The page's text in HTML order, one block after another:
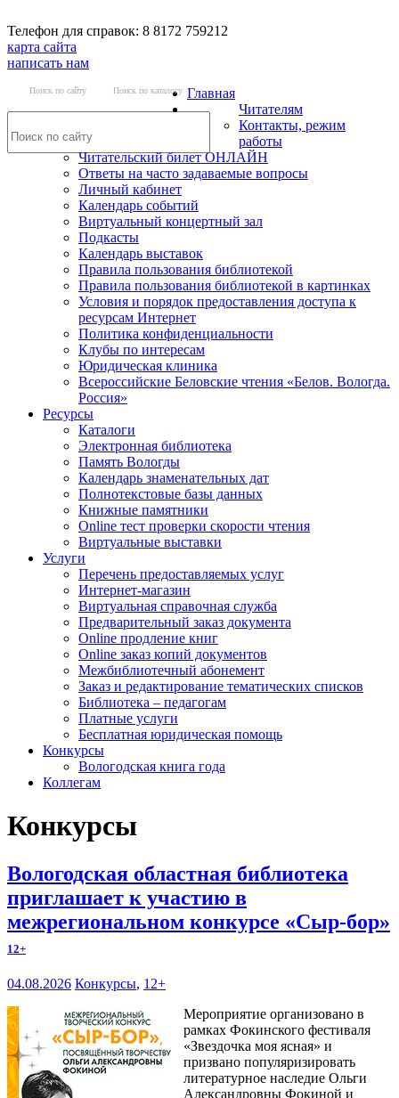
Телефон для справок: 8 8172 759212
карта сайта
написать нам
Поиск по сайту Поиск по каталогу Главная
Читателям
Контакты, режим
работы
Читательский билет ОНЛАЙН
Ответы на часто задаваемые вопросы
Личный кабинет
Календарь событий
Виртуальный концертный зал
Подкасты
Календарь выставок
Правила пользования библиотекой
Правила пользования библиотекой в картинках
Условия и порядок предоставления доступа к
ресурсам Интернет
Политика конфиденциальности
Клубы по интересам
Юридическая клиника
Всероссийские Беловские чтения «Белов. Вологда.
Россия»
Ресурсы
Каталоги
Электронная библиотека
Память Вологды
Календарь знаменательных дат
Полнотекстовые базы данных
Книжные памятники
Online тест проверки скорости чтения
Виртуальные выставки
Услуги
Перечень предоставляемых услуг
Интернет-магазин
Виртуальная справочная служба
Предварительный заказ документа
Online продление книг
Online заказ копий документов
Межбиблиотечный абонемент
Заказ и редактирование тематических списков
Библиотека – педагогам
Платные услуги
Бесплатная юридическая помощь
Конкурсы
Вологодская книга года
Коллегам
Конкурсы
Вологодская областная библиотека
приглашает к участию в
межрегиональном конкурсе «Сыр-бор»
12+
04.08.2026 Конкурсы, 12+
Мероприятие организовано в
рамках Фокинского фестиваля
«Звездочка моя ясная» и
призвано популяризировать
литературное наследие Ольги
Александровны Фокиной и